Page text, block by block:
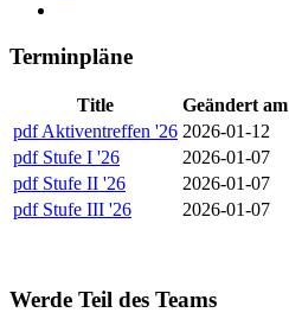
Terminpläne
Title
Geändert am
pdf Aktiventreffen '26 2026-01-12
pdf Stufe I '26
2026-01-07
pdf Stufe II '26
2026-01-07
pdf Stufe III '26 2026-01-07
Werde Teil des Teams